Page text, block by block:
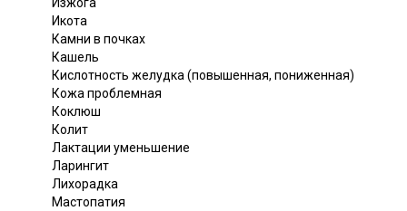
Икота
Камни в почках
Кашель
Кислотность желудка (повышенная, пониженная)
Кожа проблемная
Коклюш
Колит
Лактации уменьшение
Ларингит
Лихорадка
Мастопатия